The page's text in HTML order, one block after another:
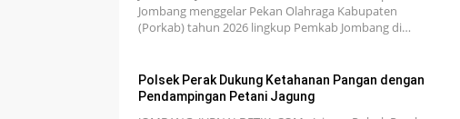
Jombang menggelar Pekan Olahraga Kabupaten
(Porkab) tahun 2026 lingkup Pemkab Jombang di…
Polsek Perak Dukung Ketahanan Pangan dengan
Pendampingan Petani Jagung